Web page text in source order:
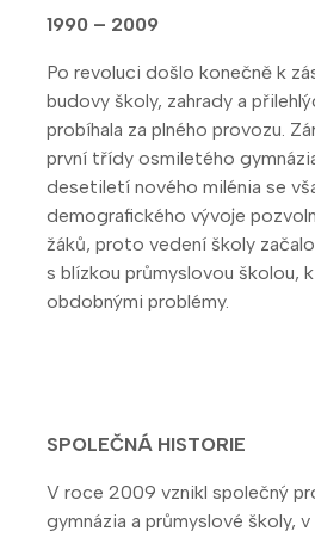
1990 – 2009
Po revoluci došlo konečně k
budovy školy, zahrady a
probíhala za plného provozu.
první třídy osmiletého
desetiletí nového milénia se
demografického vývoje
žáků, proto vedení školy
s blízkou průmyslovou školou,
obdobnými problémy.
SPOLEČNÁ HISTORIE
V roce 2009 vznikl společný
gymnázia a průmyslové školy,